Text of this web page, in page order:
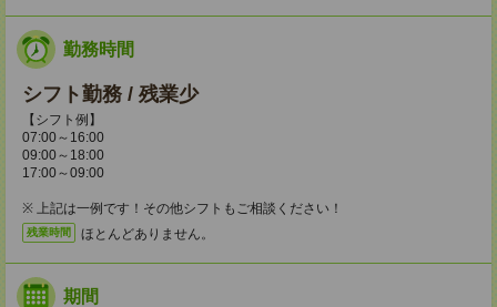
勤務時間
シフト勤務 / 残業少
【シフト例】
07:00～16:00
09:00～18:00
17:00～09:00
※ 上記は一例です！その他シフトもご相談ください！
残業時間 ほとんどありません。
期間